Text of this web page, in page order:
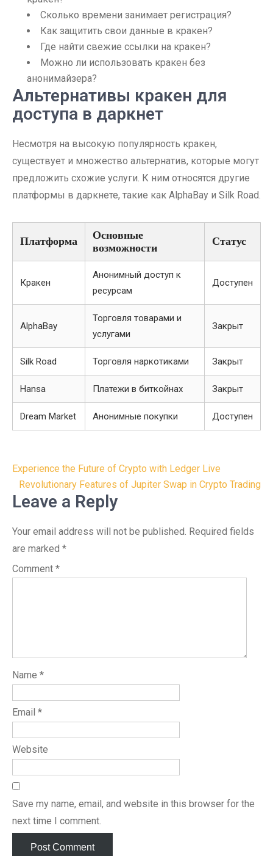
Сколько времени занимает регистрация?
Как защитить свои данные в кракен?
Где найти свежие ссылки на кракен?
Можно ли использовать кракен без
анонимайзера?
Альтернативы кракен для
доступа в даркнет
Несмотря на высокую популярность кракен,
существует и множество альтернатив, которые могут
предложить схожие услуги. К ним относятся другие
платформы в даркнете, такие как AlphaBay и Silk Road.
Платформа
Основные
возможности
Статус
Кракен
Анонимный доступ к
ресурсам
Доступен
AlphaBay
Торговля товарами и
услугами
Закрыт
Silk Road Торговля наркотиками Закрыт
Hansa Платежи в биткойнах Закрыт
Dream Market Анонимные покупки Доступен
Post
navigation
Experience the Future of Crypto with Ledger Live
Revolutionary Features of Jupiter Swap in Crypto Trading
Leave a Reply
Your email address will not be published. Required fields
are marked *
Comment *
Name *
Email *
Website
Save my name, email, and website in this browser for the
next time I comment.